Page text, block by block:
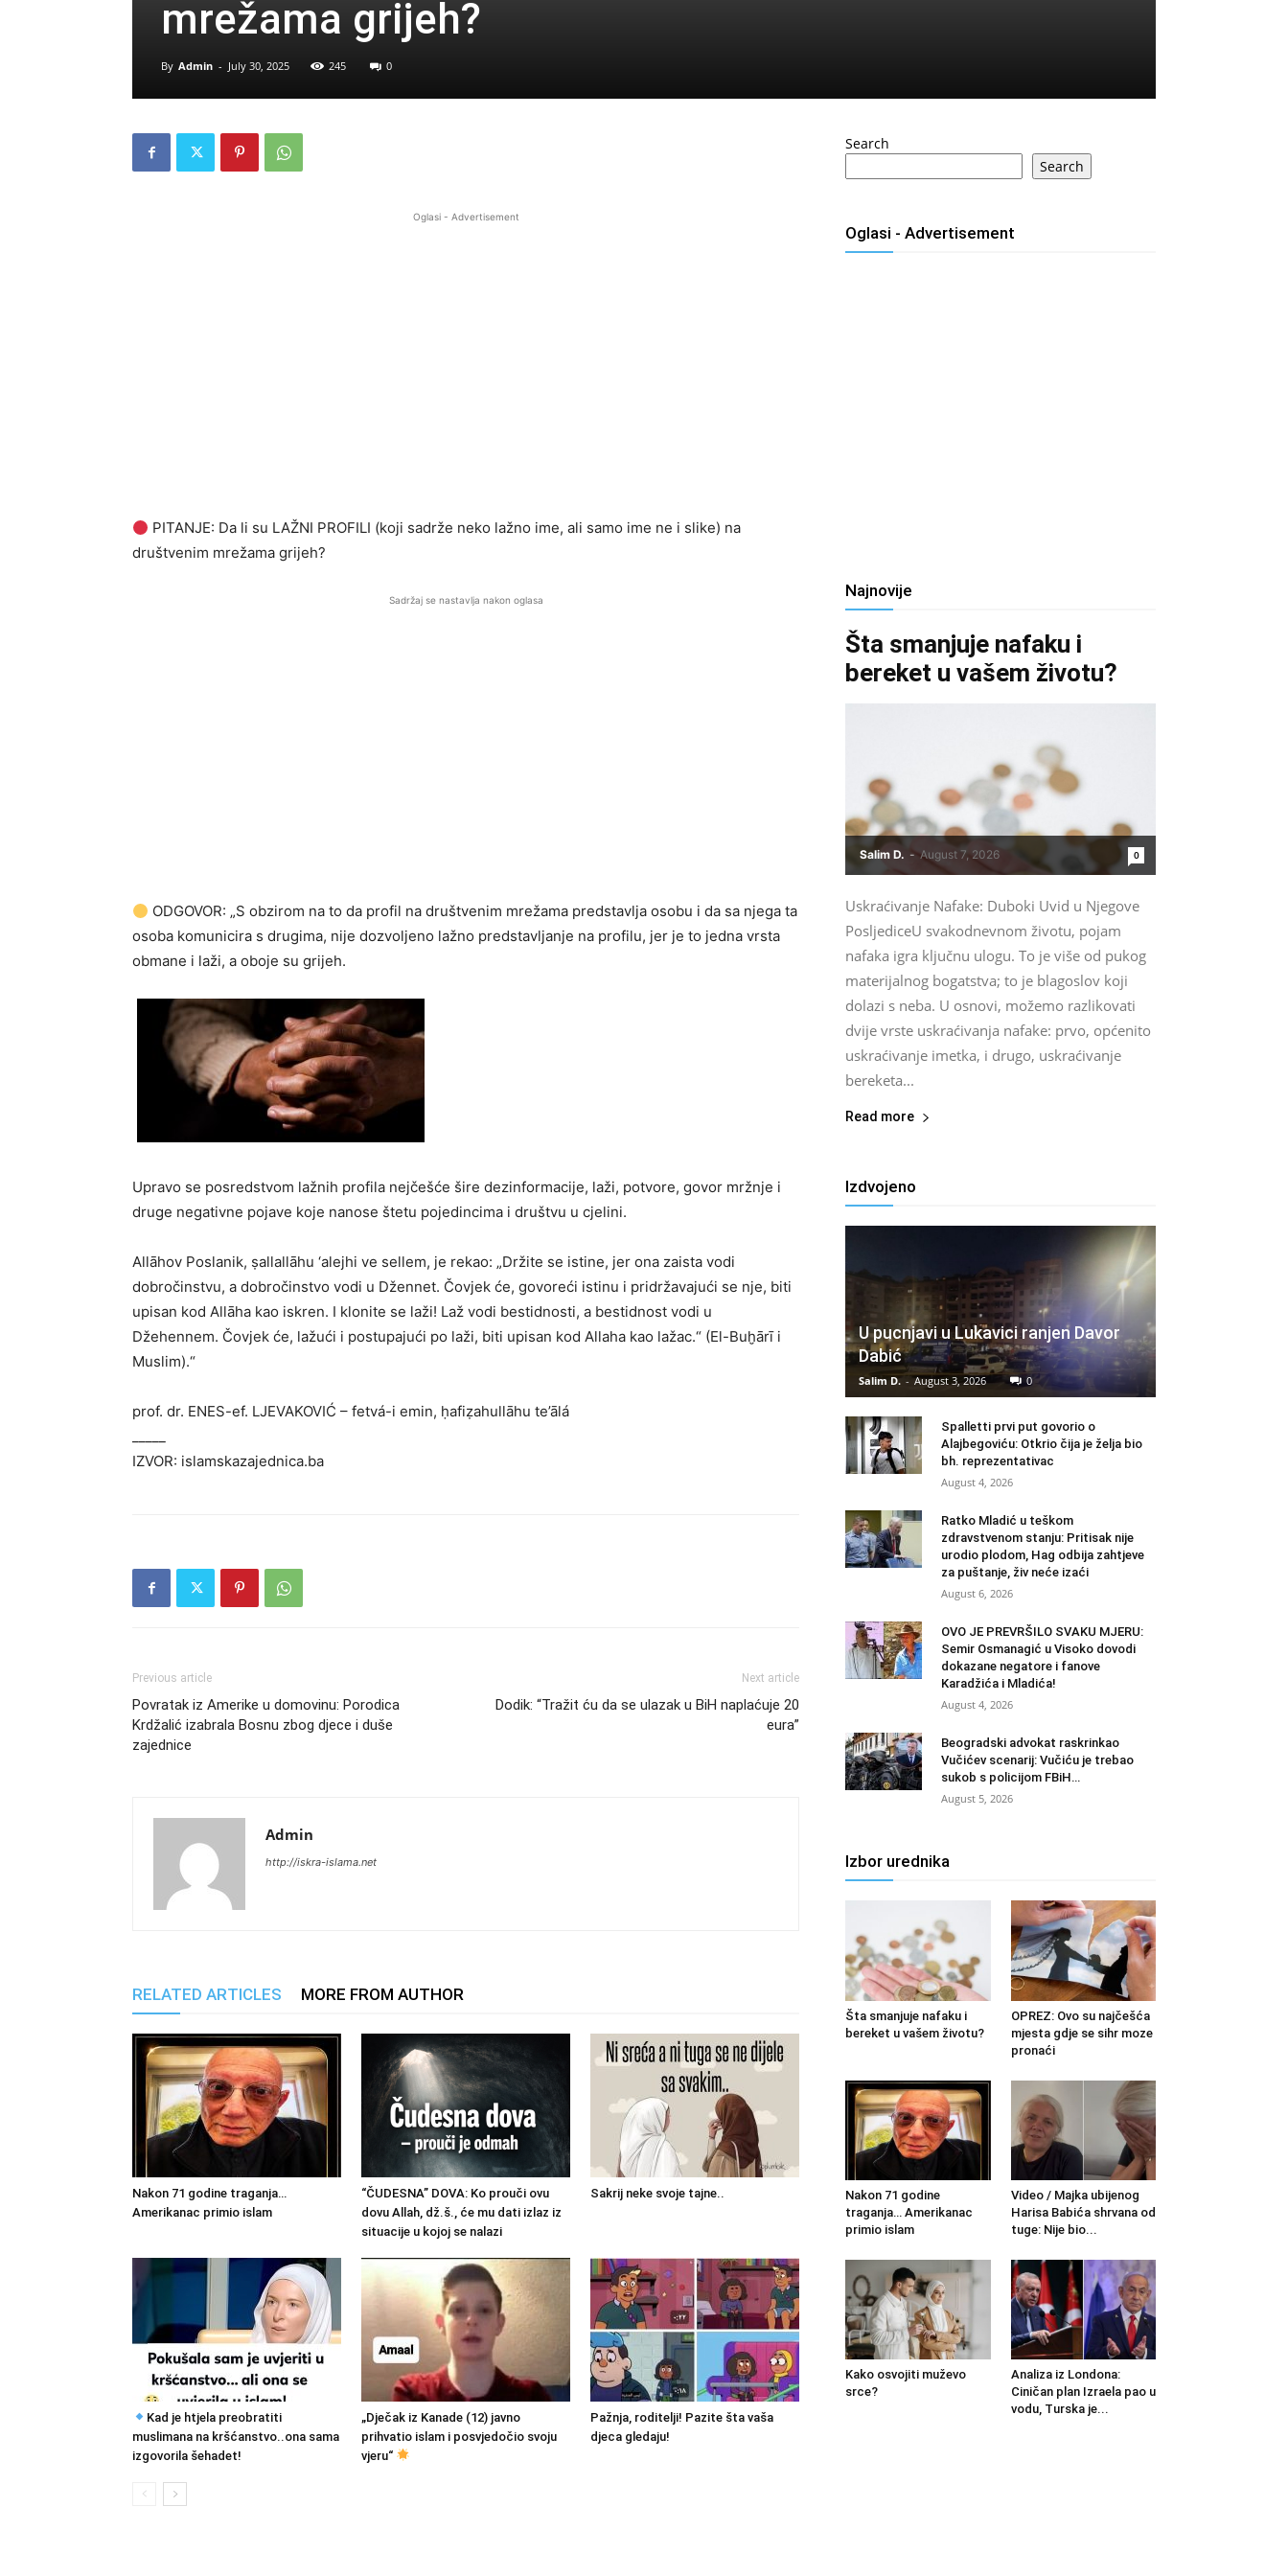
mrežama grijeh?
By Admin - July 30, 2025 245 0
Oglasi - Advertisement
PITANJE: Da li su LAŽNI PROFILI (koji sadrže neko lažno ime, ali samo ime ne i slike) na
društvenim mrežama grijeh?
Sadržaj se nastavlja nakon oglasa
ODGOVOR: „S obzirom na to da profil na društvenim mrežama predstavlja osobu i da sa njega ta
osoba komunicira s drugima, nije dozvoljeno lažno predstavljanje na profilu, jer je to jedna vrsta
obmane i laži, a oboje su grijeh.
Upravo se posredstvom lažnih profila nejčešće šire dezinformacije, laži, potvore, govor mržnje i
druge negativne pojave koje nanose štetu pojedincima i društvu u cjelini.
Allāhov Poslanik, ṣallallāhu ‘alejhi ve sellem, je rekao: „Držite se istine, jer ona zaista vodi
dobročinstvu, a dobročinstvo vodi u Džennet. Čovjek će, govoreći istinu i pridržavajući se nje, biti
upisan kod Allāha kao iskren. I klonite se laži! Laž vodi bestidnosti, a bestidnost vodi u
Džehennem. Čovjek će, lažući i postupajući po laži, biti upisan kod Allaha kao lažac.“ (El-Buḫārī i
Muslim).“
prof. dr. ENES-ef. LJEVAKOVIĆ – fetvá-i emin, ḥafiẓahullāhu te’ālá
IZVOR: islamskazajednica.ba
Previous article
Povratak iz Amerike u domovinu: Porodica
Krdžalić izabrala Bosnu zbog djece i duše
zajednice
Next article
Dodik: “Tražit ću da se ulazak u BiH naplaćuje 20
eura”
Admin
http://iskra-islama.net
RELATED ARTICLES MORE FROM AUTHOR
Nakon 71 godine traganja…
Amerikanac primio islam
“ČUDESNA” DOVA: Ko prouči ovu
dovu Allah, dž.š., će mu dati izlaz iz
situacije u kojoj se nalazi
Sakrij neke svoje tajne..
Kad je htjela preobratiti
muslimana na kršćanstvo..ona sama
izgovorila šehadet!
„Dječak iz Kanade (12) javno
prihvatio islam i posvjedočio svoju
vjeru“
Pažnja, roditelji! Pazite šta vaša
djeca gledaju!
Search
Search
Oglasi - Advertisement
Najnovije
Šta smanjuje nafaku i
bereket u vašem životu?
Salim D. - August 7, 2026 0
Uskraćivanje Nafake: Duboki Uvid u Njegove
PosljediceU svakodnevnom životu, pojam
nafaka igra ključnu ulogu. To je više od pukog
materijalnog bogatstva; to je blagoslov koji
dolazi s neba. U osnovi, možemo razlikovati
dvije vrste uskraćivanja nafake: prvo, općenito
uskraćivanje imetka, i drugo, uskraćivanje
bereketa...
Read more
Izdvojeno
U pucnjavi u Lukavici ranjen Davor
Dabić
Salim D. - August 3, 2026 0
Spalletti prvi put govorio o
Alajbegoviću: Otkrio čija je želja bio
bh. reprezentativac
August 4, 2026
Ratko Mladić u teškom
zdravstvenom stanju: Pritisak nije
urodio plodom, Hag odbija zahtjeve
za puštanje, živ neće izaći
August 6, 2026
OVO JE PREVRŠILO SVAKU MJERU:
Semir Osmanagić u Visoko dovodi
dokazane negatore i fanove
Karadžića i Mladića!
August 4, 2026
Beogradski advokat raskrinkao
Vučićev scenarij: Vučiću je trebao
sukob s policijom FBiH…
August 5, 2026
Izbor urednika
Šta smanjuje nafaku i
bereket u vašem životu?
OPREZ: Ovo su najčešća
mjesta gdje se sihr moze
pronaći
Nakon 71 godine
traganja… Amerikanac
primio islam
Video / Majka ubijenog
Harisa Babića shrvana od
tuge: Nije bio...
Kako osvojiti muževo
srce?
Analiza iz Londona:
Ciničan plan Izraela pao u
vodu, Turska je...